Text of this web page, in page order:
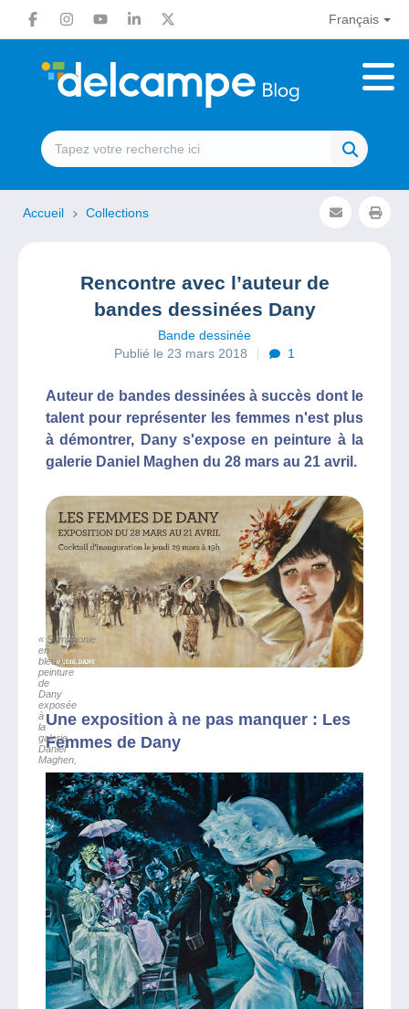
Français
Accueil Collections
Rencontre avec l’auteur de
bandes dessinées Dany
Bande dessinée
Publié le 23 mars 2018
1
Auteur de bandes dessinées à succès dont le
talent pour représenter les femmes n'est plus
à démontrer, Dany s'expose en peinture à la
galerie Daniel Maghen du 28 mars au 21 avril.
Une exposition à ne pas manquer : Les
Femmes de Dany
« Symphonie
en
bleu »,
peinture
de
Dany
exposée
à
la
galerie
Daniel
Maghen,